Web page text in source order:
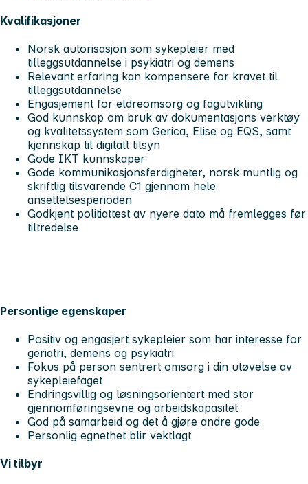
Kvalifikasjoner
Norsk autorisasjon som sykepleier med
tilleggsutdannelse i psykiatri og demens
Relevant erfaring kan kompensere for kravet til
tilleggsutdannelse
Engasjement for eldreomsorg og fagutvikling
God kunnskap om bruk av dokumentasjons verktøy
og kvalitetssystem som Gerica, Elise og EQS, samt
kjennskap til digitalt tilsyn
Gode IKT kunnskaper
Gode kommunikasjonsferdigheter, norsk muntlig og
skriftlig tilsvarende C1 gjennom hele
ansettelsesperioden
Godkjent politiattest av nyere dato må fremlegges før
tiltredelse
Personlige egenskaper
Positiv og engasjert sykepleier som har interesse for
geriatri, demens og psykiatri
Fokus på person sentrert omsorg i din utøvelse av
sykepleiefaget
Endringsvillig og løsningsorientert med stor
gjennomføringsevne og arbeidskapasitet
God på samarbeid og det å gjøre andre gode
Personlig egnethet blir vektlagt
Vi tilbyr